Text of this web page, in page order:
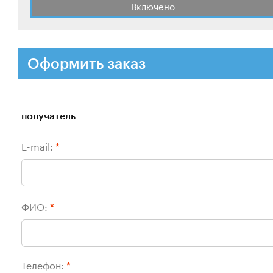
Включено
Оформить заказ
получатель
E-mail: *
ФИО: *
Телефон: *